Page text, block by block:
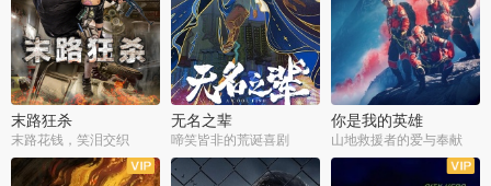
末路狂杀
末路花钱，笑泪交织
无名之辈
啼笑皆非的荒诞喜剧
你是我的英雄
山地救援者的爱与奉献